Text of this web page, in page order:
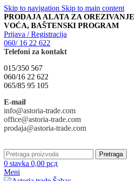
Skip to navigation Skip to main content
PRODAJA ALATA ZA
VOĆA, BAŠTENSKI PROGRAM
Prijava / Registracija
060/ 16 22 622
Telefoni za kontakt
015/350 567
060/16 22 622
065/85 95 105
E-mail
info@astoria-trade.com
office@astoria-trade.com
prodaja@astoria-trade.com
Pretraga
0 stavka 0,00 рсд
Meni